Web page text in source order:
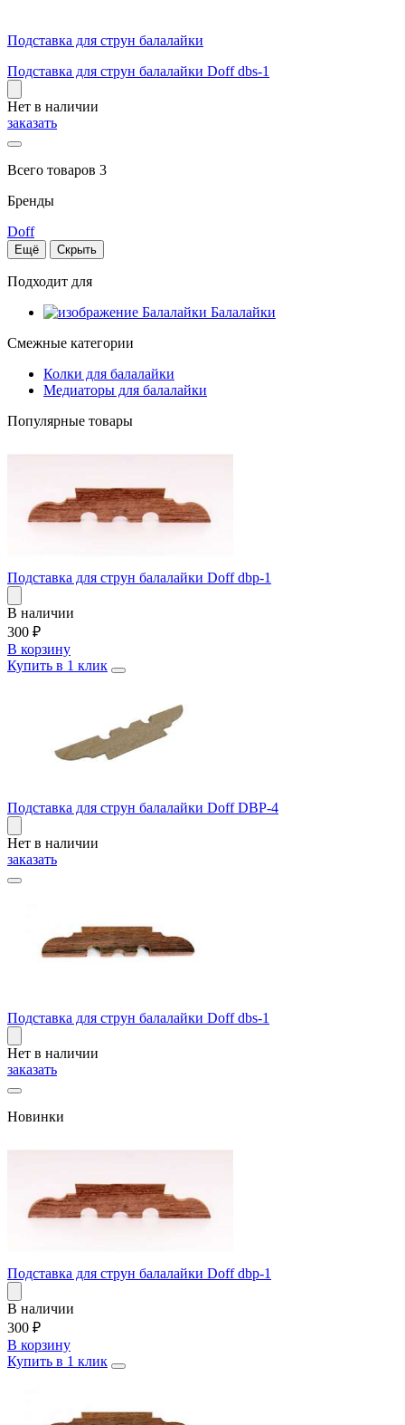
Подставка для струн балалайки
Подставка для струн балалайки Doff dbs-1
Нет в наличии
заказать
Всего товаров 3
Бренды
Doff
Ещё Скрыть
Подходит для
Балалайки
Смежные категории
Колки для балалайки
Медиаторы для балалайки
Популярные товары
Подставка для струн балалайки Doff dbp-1
В наличии
300 ₽
В корзину
Купить в 1 клик
Подставка для струн балалайки Doff DBP-4
Нет в наличии
заказать
Подставка для струн балалайки Doff dbs-1
Нет в наличии
заказать
Новинки
Подставка для струн балалайки Doff dbp-1
В наличии
300 ₽
В корзину
Купить в 1 клик